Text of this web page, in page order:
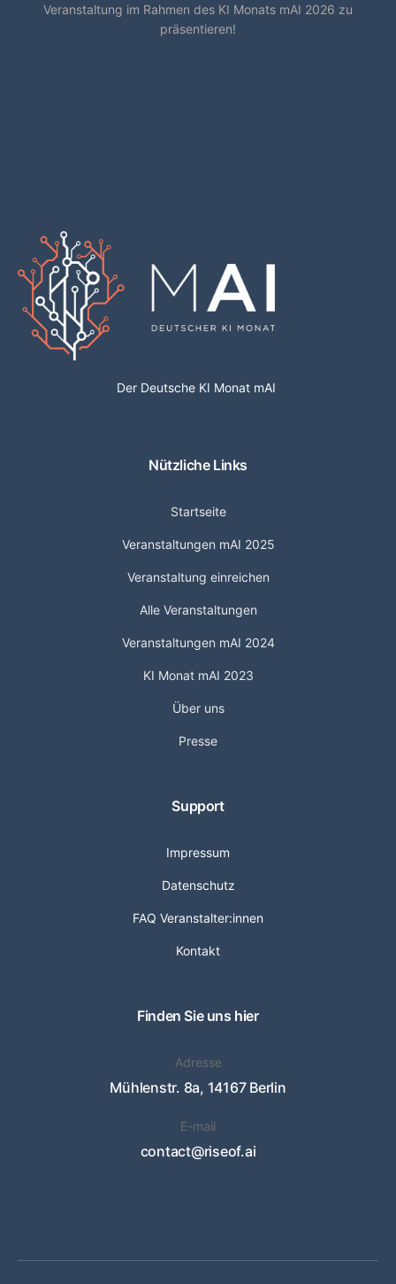
Veranstaltung im Rahmen des KI Monats mAI 2026 zu
präsentieren!
Der Deutsche KI Monat mAI
Nützliche Links
Startseite
Veranstaltungen mAI 2025
Veranstaltung einreichen
Alle Veranstaltungen
Veranstaltungen mAI 2024
KI Monat mAI 2023
Über uns
Presse
Support
Impressum
Datenschutz
FAQ Veranstalter:innen
Kontakt
Finden Sie uns hier
Adresse
Mühlenstr. 8a, 14167 Berlin
E-mail
contact@riseof.ai